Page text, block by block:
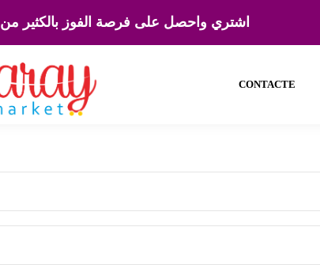
اشتري واحصل على فرصة الفوز بالكثير من
CONTACTE